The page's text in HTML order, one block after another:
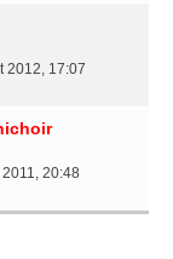
2012, 17:07
20:48